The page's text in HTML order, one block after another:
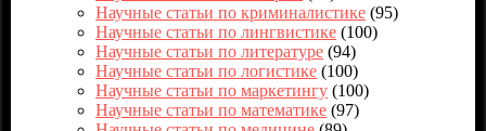
Научные статьи по криминалистике (95)
Научные статьи по лингвистике (100)
Научные статьи по литературе (94)
Научные статьи по логистике (100)
Научные статьи по маркетингу (100)
Научные статьи по математике (97)